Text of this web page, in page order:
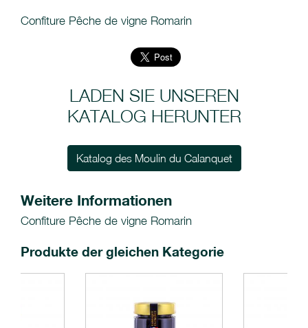
Confiture Pêche de vigne Romarin
LADEN SIE UNSEREN
KATALOG HERUNTER
Katalog des Moulin du Calanquet
Weitere Informationen
Confiture Pêche de vigne Romarin
Produkte der gleichen Kategorie